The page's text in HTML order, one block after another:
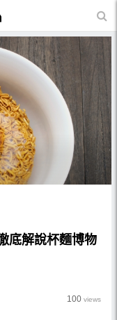
底解說杯麵博物
100 views